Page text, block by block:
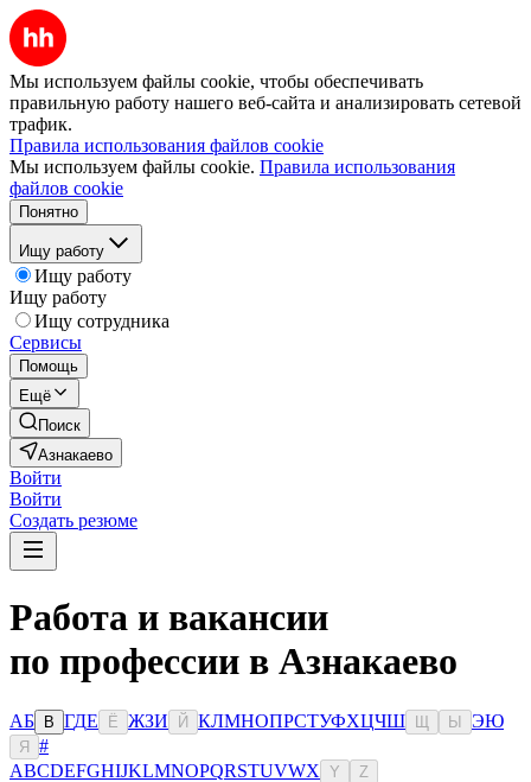
Мы используем файлы cookie, чтобы обеспечивать
правильную работу нашего веб-сайта и анализировать сетевой
трафик.
Правила использования файлов cookie
Мы используем файлы cookie. Правила использования
файлов cookie
Понятно
Ищу работу
Ищу работу
Ищу работу
Ищу сотрудника
Сервисы
Помощь
Ещё
Поиск
Азнакаево
Войти
Войти
Создать резюме
Работа и вакансии
по профессии в Азнакаево
АБ В ГДЕ Ё ЖЗИ Й КЛМНОПРСТУФХЦЧШ Ы ЭЮ
Я
#
ABCDEFGHIJKLMNOPQRSTUVWX Y Z